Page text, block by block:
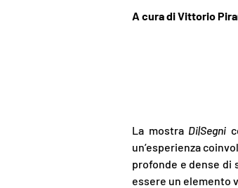
A cura di Vittorio
La mostra Di|Segni
un’esperienza
profonde e dense di
essere un elemento